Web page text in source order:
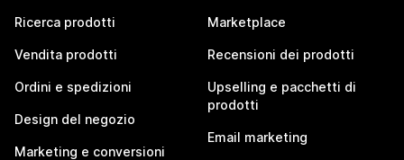
Ricerca prodotti
Vendita prodotti
Ordini e spedizioni
Design del negozio
Marketing e conversioni
Marketplace
Recensioni dei prodotti
Upselling e pacchetti di
prodotti
Email marketing